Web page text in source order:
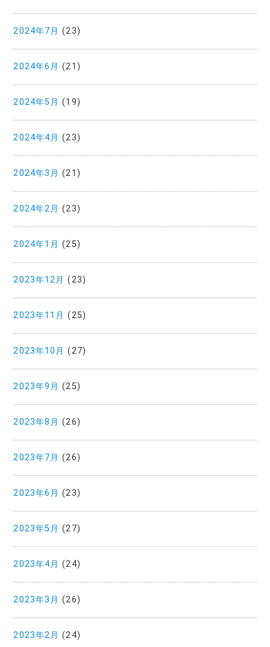
2024年7月 (23)
2024年6月 (21)
2024年5月 (19)
2024年4月 (23)
2024年3月 (21)
2024年2月 (23)
2024年1月 (25)
2023年12月 (23)
2023年11月 (25)
2023年10月 (27)
2023年9月 (25)
2023年8月 (26)
2023年7月 (26)
2023年6月 (23)
2023年5月 (27)
2023年4月 (24)
2023年3月 (26)
2023年2月 (24)